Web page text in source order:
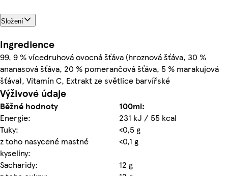
Složení
Ingredience
99, 9 % vícedruhová ovocná šťáva (hroznová šťáva, 30 %
ananasová šťáva, 20 % pomerančová šťáva, 5 % marakujová
šťáva), Vitamín C, Extrakt ze světlice barvířské
Výživové údaje
Běžné hodnoty
100ml:
Energie:
231 kJ / 55 kcal
Tuky:
<0,5 g
z toho nasycené mastné
kyseliny:
<0,1 g
Sacharidy:
12 g